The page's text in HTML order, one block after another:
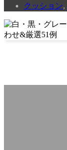
クッション,